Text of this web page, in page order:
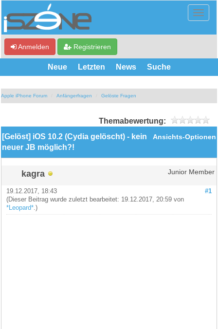
Anmelden Registrieren
Neue Letzten News Suche
Apple iPhone Forum Anfängerfragen Gelöste Fragen
Themabewertung:
Ansichts-Optionen
[Gelöst] iOS 10.2 (Cydia gelöscht) - kein
neuer JB möglich?!
kagra Junior Member
#1
19.12.2017, 18:43
(Dieser Beitrag wurde zuletzt bearbeitet: 19.12.2017, 20:59 von
*Leopard* .)